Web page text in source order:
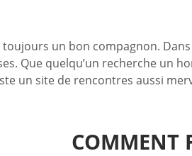
un bon compagnon.
Que quelqu’un recherche un
un site de rencontres aussi
COMMENT